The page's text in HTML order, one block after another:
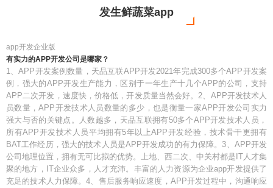
发生鲜蔬菜app
app开发企业版
有实力的APP开发公司是哪家？
1、APP开发案例数量，天品互联APP开发2021年完成300多个APP开发案
例，强大的APP开发生产能力，区别于一年生产十几个APP的公司，支持
APP二次开发，速度快，价格低，开发质量当然会好。2、APP开发技术人
员数量，APP开发技术人员数量的多少，也是衡量一家APP开发公司实力
强大与否的关键点。人数越多，天品互联拥有50多个APP开发技术人员，
所有APP开发技术人员平均拥有5年以上APP开发经验，技术骨干更拥有
BAT工作经历，强大的技术人员是APP开发成功的有力保障。3、APP开发
公司地理位置，拥有无可比拟的优势。上地、西二次、中关村都是IT人才集
聚的地方，IT企业众多，人才充沛。丰富的人力资源为企业app开发提供了
充足的技术人力保障。4、售后服务响应速度，APP开发过程中，沟通响应